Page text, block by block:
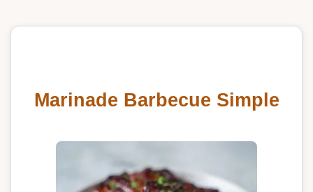
Marinade Barbecue Simple